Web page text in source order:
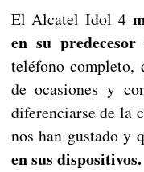
El Alcatel Idol 4
en su predecesor
teléfono completo,
de ocasiones y
diferenciarse de la
nos han gustado y
en sus dispositivos.